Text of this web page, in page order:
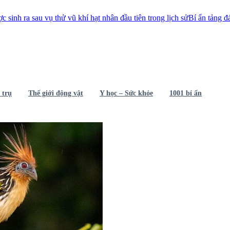
khí hạt nhân đầu tiên trong lịch sửBí ẩn tảng đá 250 tấn nằm thăng
trụ Thế giới động vật Y học – Sức khỏe 1001 bí ẩn